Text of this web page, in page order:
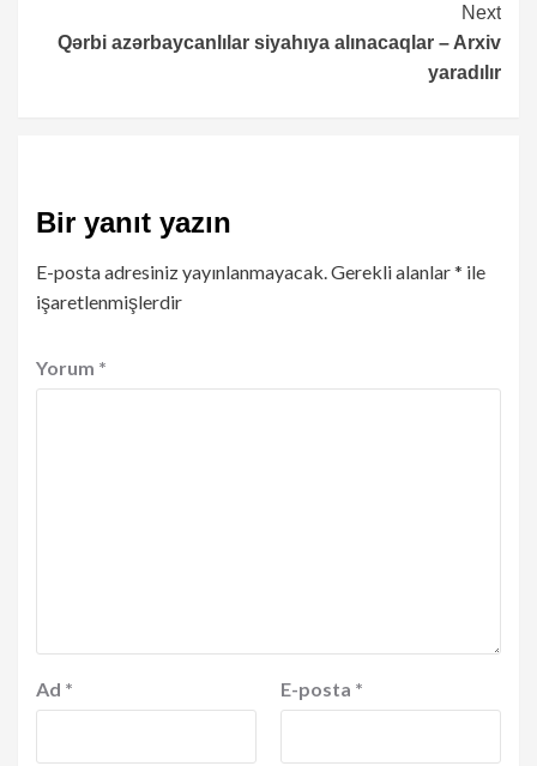
Next
Qərbi azərbaycanlılar siyahıya alınacaqlar – Arxiv
yaradılır
Bir yanıt yazın
E-posta adresiniz yayınlanmayacak. Gerekli alanlar* ile
işaretlenmişlerdir
Yorum *
Ad * E-posta *